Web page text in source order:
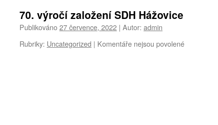
70. výročí založení SDH Hážovice
Publikováno27 července, 2022 | Autor: admin
Rubriky: Uncategorized | Komentáře nejsou povolenéu